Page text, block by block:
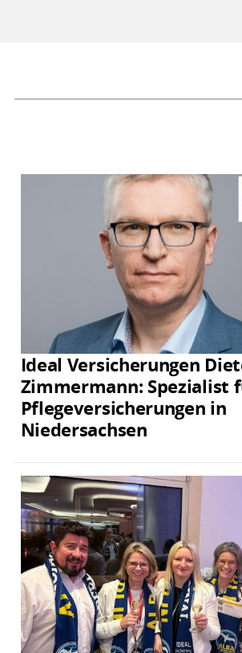
Ideal Versicherungen
Zimmermann: Spezialist
Pflegeversicherungen in
Niedersachsen